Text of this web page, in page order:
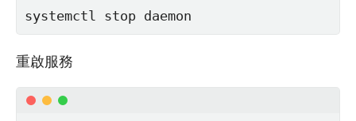
systemctl stop daemon
重啟服務